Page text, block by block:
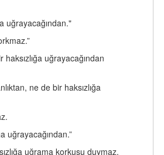
uğrayacağından."
uğrayacağından
ne de bir haksızlığa
uğrayacağından.”
uğrama korkusu duymaz.